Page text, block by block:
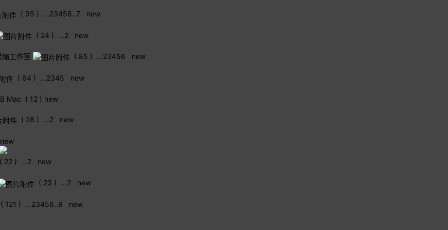
( 95 ) ...23456..7
new
( 24 ) ...2
new
工作室 ( 85 ) ...23456
new
( 64 ) ...2345
new
Mac ( 12 ) new
( 28 ) ...2
new
new
( 22 ) ...2
new
( 23 ) ...2
new
( 121 ) ...23456..9
new